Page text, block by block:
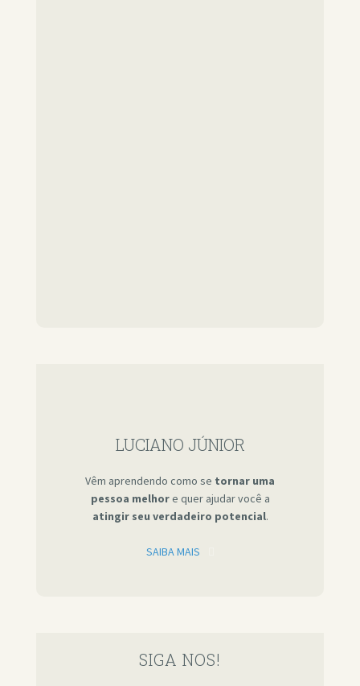
LUCIANO JÚNIOR
Vêm aprendendo como se tornar uma
pessoa melhore quer ajudar você a
atingir seu verdadeiro potencial.
SAIBA MAIS
SIGA NOS!